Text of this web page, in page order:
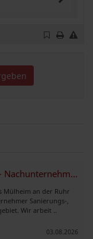
Sanierung & Renovierung Ruhrgebiet – Nachunternehmer aus Mülheim
Mülheim an der Ruhr
Sanierungs-,
Wir arbeit ..
03.08.2026